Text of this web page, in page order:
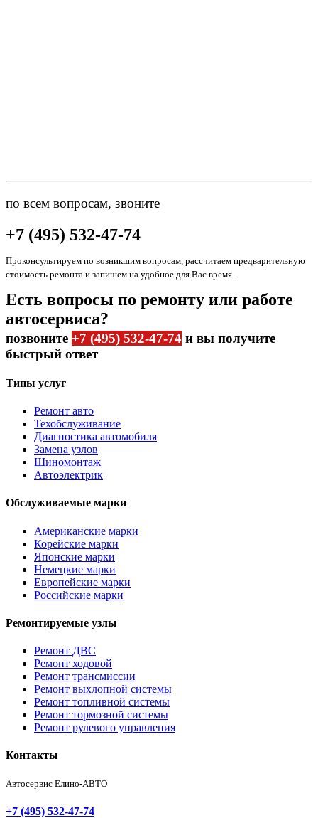
по всем вопросам, звоните
+7 (495) 532-47-74
Проконсультируем по возникшим вопросам, рассчитаем предварительную
стоимость ремонта и запишем на удобное для Вас время.
Есть вопросы по ремонту или работе
автосервиса?
позвоните +7 (495) 532-47-74 и вы получите
быстрый ответ
Типы услуг
Ремонт авто
Техобслуживание
Диагностика автомобиля
Замена узлов
Шиномонтаж
Автоэлектрик
Обслуживаемые марки
Американские марки
Корейские марки
Японские марки
Немецкие марки
Европейские марки
Российские марки
Ремонтируемые узлы
Ремонт ДВС
Ремонт ходовой
Ремонт трансмиссии
Ремонт выхлопной системы
Ремонт топливной системы
Ремонт тормозной системы
Ремонт рулевого управления
Контакты
Автосервис Елино-АВТО
+7 (495) 532-47-74